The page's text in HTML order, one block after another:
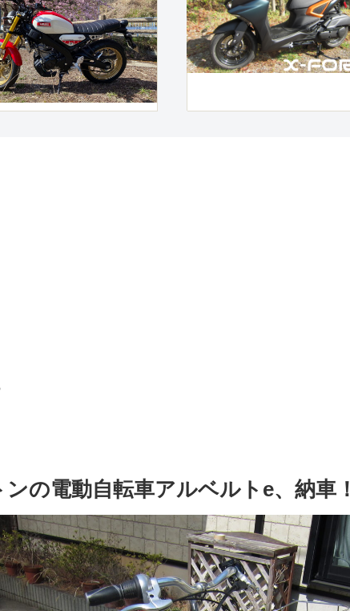
の電動自転車アルベルトe、納車！